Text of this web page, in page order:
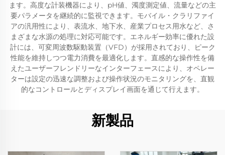
ます。高度な計装機器により、pH値、濁度測定値、流量などの主
要パラメータを継続的に監視できます。モバイル・クラリファイ
アの汎用性により、表流水、地下水、産業プロセス用水など、さ
まざまな水源の処理に対応可能です。エネルギー効率に優れた設
計には、可変周波数駆動装置（VFD）が採用されており、ピーク
性能を維持しつつ電力消費を最適化します。直感的な操作性を備
えたユーザーフレンドリーなインターフェースにより、オペレー
ターは設定の迅速な調整および操作状況のモニタリングを、直観
的なコントロールとディスプレイ画面を通じて行えます。
新製品